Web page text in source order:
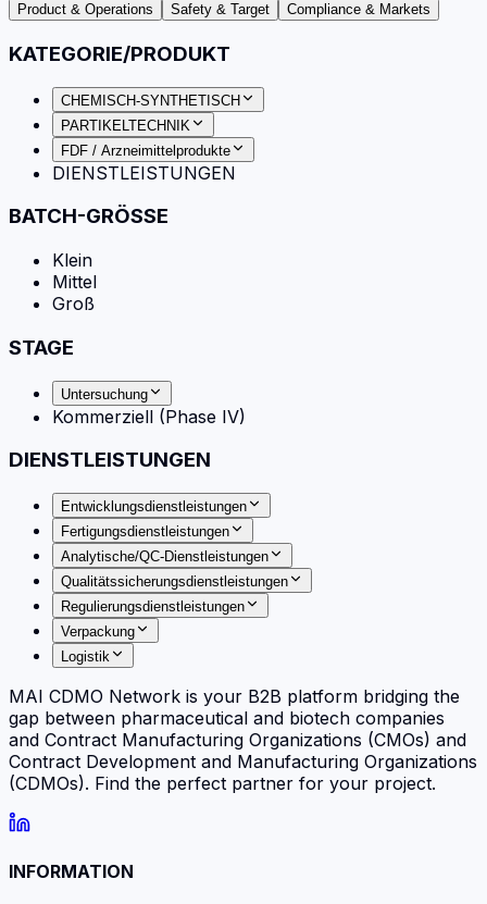
Product & Operations Safety & Target Compliance & Markets
KATEGORIE/PRODUKT
CHEMISCH-SYNTHETISCH
PARTIKELTECHNIK
FDF / Arzneimittelprodukte
DIENSTLEISTUNGEN
BATCH-GRÖSSE
Klein
Mittel
Groß
STAGE
Untersuchung
Kommerziell (Phase IV)
DIENSTLEISTUNGEN
Entwicklungsdienstleistungen
Fertigungsdienstleistungen
Analytische/QC-Dienstleistungen
Qualitätssicherungsdienstleistungen
Regulierungsdienstleistungen
Verpackung
Logistik
MAI CDMO Network is your B2B platform bridging the
gap between pharmaceutical and biotech companies
and Contract Manufacturing Organizations (CMOs) and
Contract Development and Manufacturing Organizations
(CDMOs). Find the perfect partner for your project.
INFORMATION